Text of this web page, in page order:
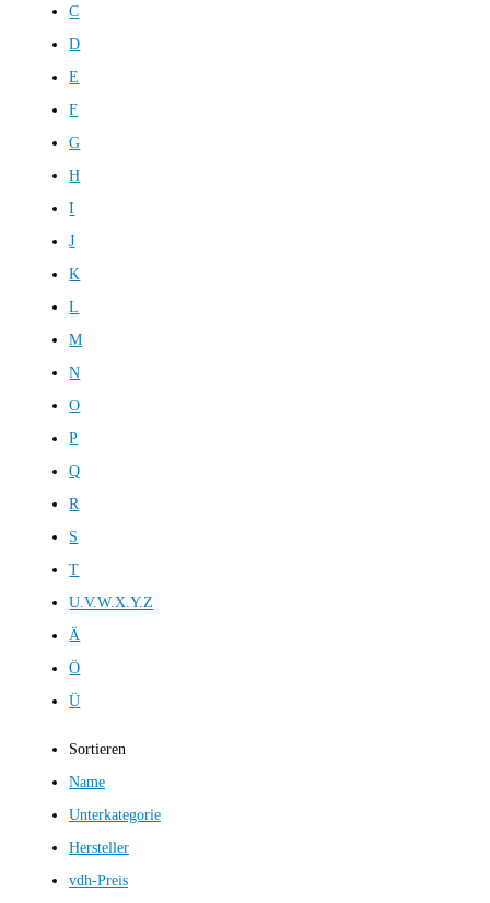
C
D
E
F
G
H
I
J
K
L
M
N
O
P
Q
R
S
T
U.V.W.X.Y.Z
Ä
Ö
Ü
Sortieren
Name
Unterkategorie
Hersteller
vdh-Preis